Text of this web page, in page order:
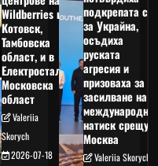
Wildberries в
Котовск,
Тамбовска
област, и в
Електростал,
Московска
област
Valeriia
Skorych
2026-07-18
подкрепата си
за Украйна,
осъдиха
руската
агресия и
призоваха за
засилване на
международния
натиск срещу
Москва
Valeriia Skorych